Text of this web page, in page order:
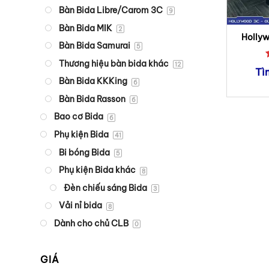
Bàn Bida Libre/Carom 3C 9
Bàn Bida MIK 2
Bàn Bida Samurai 5
Thương hiệu bàn bida khác 12
Bàn Bida KKKing 6
Bàn Bida Rasson 6
Bao cơ Bida 6
Phụ kiện Bida 41
Bi bóng Bida 5
Phụ kiện Bida khác 8
Đèn chiếu sáng Bida 3
Vải nỉ bida 8
Dành cho chủ CLB 0
GIÁ